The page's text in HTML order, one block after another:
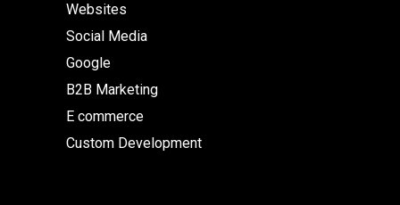
Websites
Social Media
Google
B2B Marketing
E commerce
Custom Development